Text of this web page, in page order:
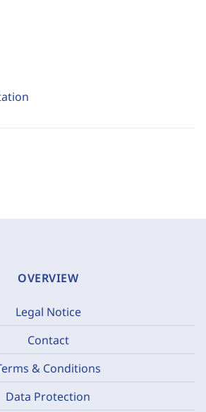
OVERVIEW
Legal Notice
Contact
& Conditions
Data Protection